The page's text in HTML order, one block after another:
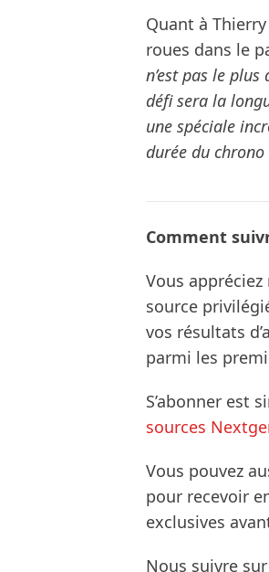
Quant à
roues dans le
n’est pas le
défi sera la
une spéciale
durée du chrono
Comment
Vous
source
vos résultats
parmi les
S’abonner est
sources
Vous pouvez
pour recevoir
exclusives
Nous suivre